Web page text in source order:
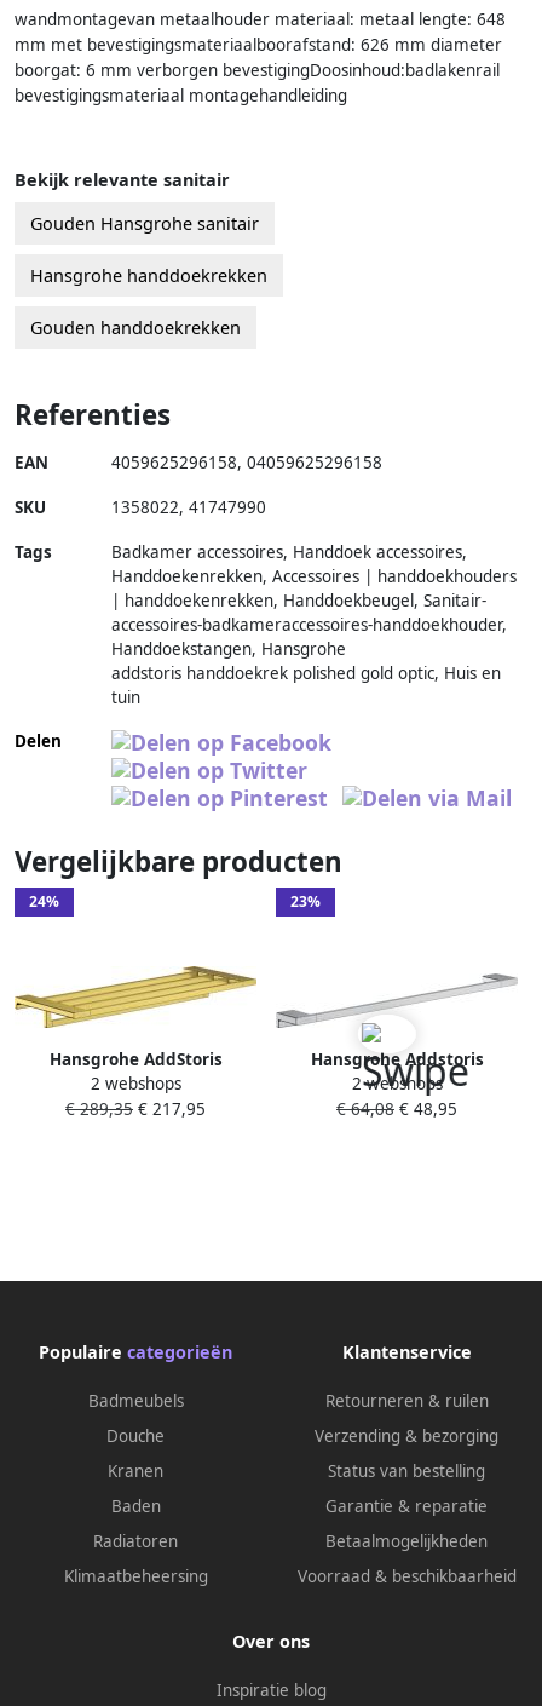
wandmontagevan metaalhouder materiaal: metaal lengte: 648
mm met bevestigingsmateriaalboorafstand: 626 mm diameter
boorgat: 6 mm verborgen bevestigingDoosinhoud:badlakenrail
bevestigingsmateriaal montagehandleiding
Bekijk relevante sanitair
Gouden Hansgrohe sanitair
Hansgrohe handdoekrekken
Gouden handdoekrekken
Referenties
EAN 4059625296158, 04059625296158
SKU 1358022, 41747990
Tags
Badkamer accessoires, Handdoek accessoires,
Handdoekenrekken, Accessoires | handdoekhouders
| handdoekenrekken, Handdoekbeugel, Sanitair-
accessoires-badkameraccessoires-handdoekhouder,
Handdoekstangen, Hansgrohe
addstoris handdoekrek polished gold optic, Huis en
tuin
Delen
Vergelijkbare producten
24%
Hansgrohe AddStoris
Handdoekhouder 64 8x24
8x7 2 cm Polished Gold Optic
2 webshops
€ 289,35 € 217,95
23%
Hansgrohe Addstoris
handdoekhouder wand 65cm
chroom 41747000
2 webshops
€ 64,08 € 48,95
Populaire categorieën
Badmeubels
Douche
Kranen
Baden
Radiatoren
Klimaatbeheersing
Klantenservice
Retourneren & ruilen
Verzending & bezorging
Status van bestelling
Garantie & reparatie
Betaalmogelijkheden
Voorraad & beschikbaarheid
Over ons
Inspiratie blog